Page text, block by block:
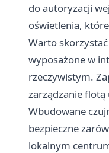
do autoryzacji
oświetlenia,
Warto
wyposażone w
rzeczywistym.
zarządzanie
Wbudowane
bezpieczne
lokalnym